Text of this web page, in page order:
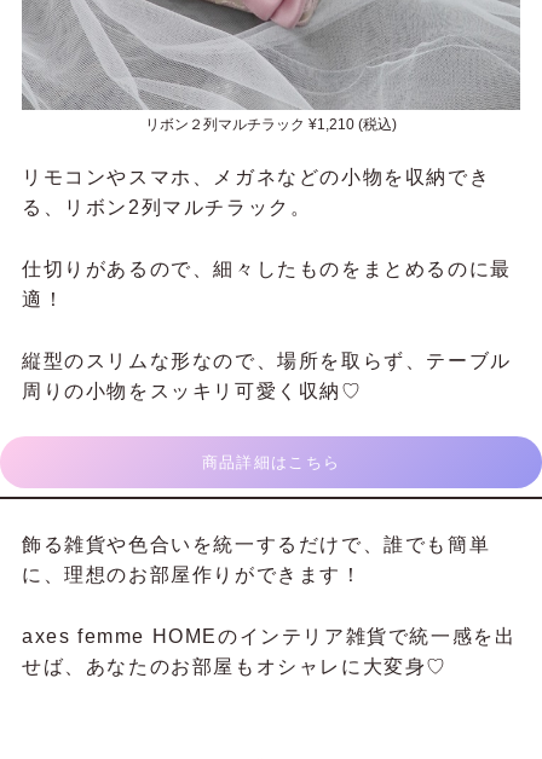
リボン２列マルチラック ¥1,210 (税込)
リモコンやスマホ、メガネなどの小物を収納でき
る、リボン2列マルチラック。
仕切りがあるので、細々したものをまとめるのに最
適！
縦型のスリムな形なので、場所を取らず、テーブル
周りの小物をスッキリ可愛く収納♡
商品詳細はこちら
飾る雑貨や色合いを統一するだけで、誰でも簡単
に、理想のお部屋作りができます！
axes femme HOMEのインテリア雑貨で統一感を出
せば、あなたのお部屋もオシャレに大変身♡